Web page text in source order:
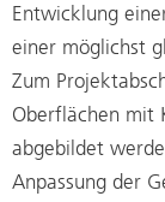
Entwicklung
einer möglichst
Zum
Oberflächen mit
abgebildet
Anpassung der